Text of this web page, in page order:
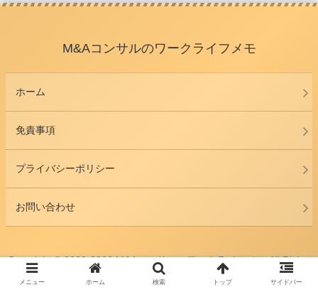
M&Aコンサルのワークライフメモ
ホーム
免責事項
プライバシーポリシー
お問い合わせ
Copyright © 2020-2026 M&Aコンサルのワークライフメモ All Rights
Reserved.
メニュー ホーム 検索 トップ サイドバー